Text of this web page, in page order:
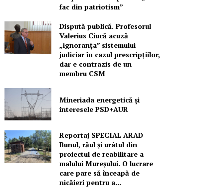
fac din patriotism”
Dispută publică. Profesorul
Valerius Ciucă acuză
„ignoranța” sistemului
judiciar în cazul prescripțiilor,
dar e contrazis de un
membru CSM
Mineriada energetică și
interesele PSD+AUR
Reportaj SPECIAL ARAD
Bunul, răul și urâtul din
proiectul de reabilitare a
malului Mureșului. O lucrare
care pare să înceapă de
nicăieri pentru a...